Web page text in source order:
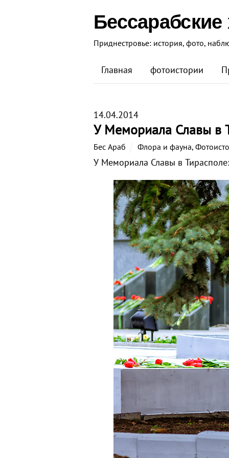
Бессарабские
Приднестровье: история, фото,
Главная фотоистории
14.04.2014
У Мемориала Славы в
Бес Араб Флора и фауна,
У Мемориала Славы в Тирасполе: